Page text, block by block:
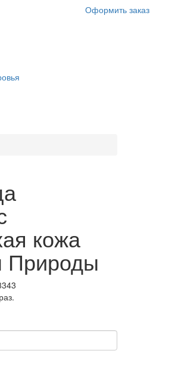
Оформить заказ
кожа
Природы